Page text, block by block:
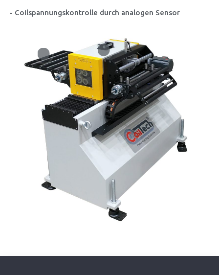
- Coilspannungskontrolle durch analogen Sensor